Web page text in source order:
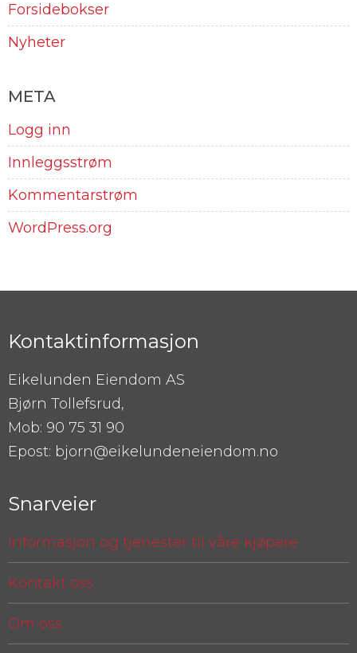
Forsidebokser
Nyheter
META
Logg inn
Innleggsstrøm
Kommentarstrøm
WordPress.org
Kontaktinformasjon
Eikelunden Eiendom AS
Bjørn Tollefsrud,
Mob: 90 75 31 90
Epost: bjorn@eikelundeneiendom.no
Snarveier
Informasjon og tjenester til våre kjøpere
Kontakt oss
Om oss